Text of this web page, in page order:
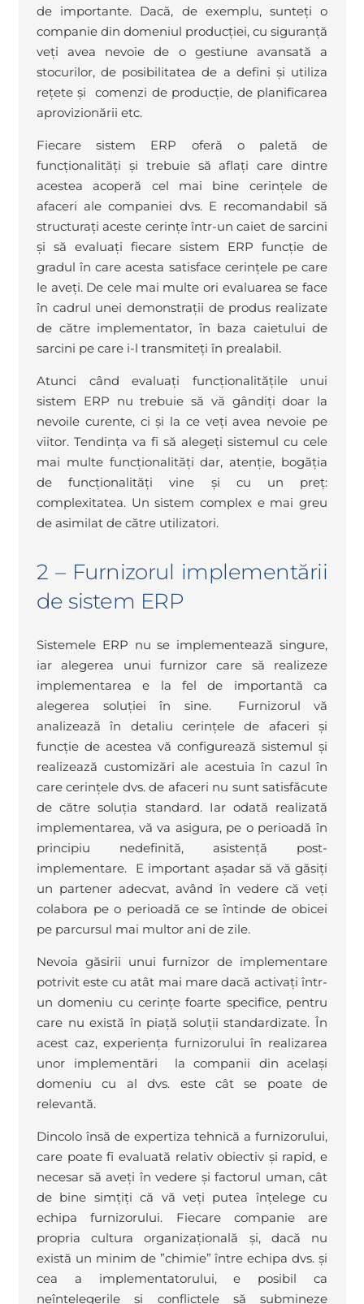
de importante. Dacă, de exemplu, sunteți o
companie din domeniul producției, cu siguranță
veți avea nevoie de o gestiune avansată a
stocurilor, de posibilitatea de a defini și utiliza
rețete și comenzi de producție, de planificarea
aprovizionării etc.
Fiecare sistem ERP oferă o paletă de
funcționalități și trebuie să aflați care dintre
acestea acoperă cel mai bine cerințele de
afaceri ale companiei dvs. E recomandabil să
structurați aceste cerințe într-un caiet de sarcini
și să evaluați fiecare sistem ERP funcție de
gradul în care acesta satisface cerințele pe care
le aveți. De cele mai multe ori evaluarea se face
în cadrul unei demonstrații de produs realizate
de către implementator, în baza caietului de
sarcini pe care i-l transmiteți în prealabil.
Atunci când evaluați funcționalitățile unui
sistem ERP nu trebuie să vă gândiți doar la
nevoile curente, ci și la ce veți avea nevoie pe
viitor. Tendința va fi să alegeți sistemul cu cele
mai multe funcționalități dar, atenție, bogăția
de funcționalități vine și cu un preț:
complexitatea. Un sistem complex e mai greu
de asimilat de către utilizatori.
2 – Furnizorul implementării
de sistem ERP
Sistemele ERP nu se implementează singure,
iar alegerea unui furnizor care să realizeze
implementarea e la fel de importantă ca
alegerea soluției în sine. Furnizorul vă
analizează în detaliu cerințele de afaceri și
funcție de acestea vă configurează sistemul și
realizează customizări ale acestuia în cazul în
care cerințele dvs. de afaceri nu sunt satisfăcute
de către soluția standard. Iar odată realizată
implementarea, vă va asigura, pe o perioadă în
principiu nedefinită, asistență post-
implementare. E important așadar să vă găsiți
un partener adecvat, având în vedere că veți
colabora pe o perioadă ce se întinde de obicei
pe parcursul mai multor ani de zile.
Nevoia găsirii unui furnizor de implementare
potrivit este cu atât mai mare dacă activați într-
un domeniu cu cerințe foarte specifice, pentru
care nu există în piață soluții standardizate. În
acest caz, experiența furnizorului în realizarea
unor implementări la companii din același
domeniu cu al dvs. este cât se poate de
relevantă.
Dincolo însă de expertiza tehnică a furnizorului,
care poate fi evaluată relativ obiectiv și rapid, e
necesar să aveți în vedere și factorul uman, cât
de bine simțiți că vă veți putea înțelege cu
echipa furnizorului. Fiecare companie are
propria cultura organizațională și, dacă nu
există un minim de ”chimie” între echipa dvs. și
cea a implementatorului, e posibil ca
neînțelegerile și conflictele să submineze